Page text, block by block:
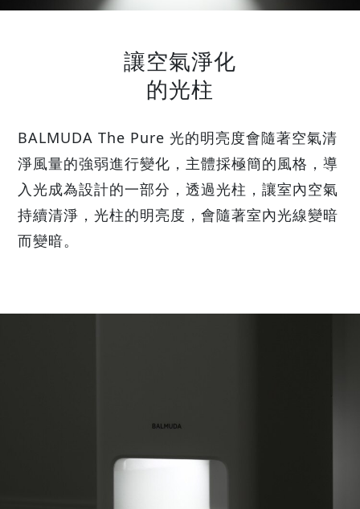
讓空氣淨化
的光柱
BALMUDA The Pure 光的明亮度會隨著空氣清
淨風量的強弱進行變化， 主體採極簡的風格，導
入光成為設計的一部分，透過光柱，讓室內空氣
持續清淨，光柱的明亮度，會隨著室內光線變暗
而變暗。